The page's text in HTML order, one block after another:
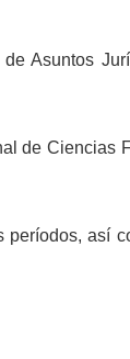
Asuntos
de Ciencias
así